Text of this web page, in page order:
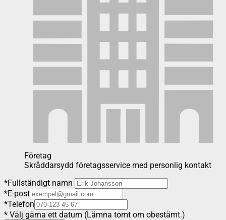
Företag
Skråddarsydd företagsservice med personlig kontakt
*Fullständigt namn
*E-post
*Telefon
* Välj gärna ett datum (Lämna tomt om obestämt.)